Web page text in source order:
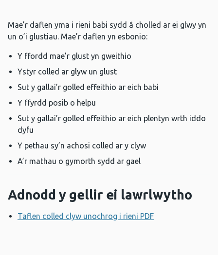
Mae’r daflen yma i rieni babi sydd â cholled ar ei glwy yn
un o’i glustiau. Mae’r daflen yn esbonio:
Y ffordd mae’r glust yn gweithio
Ystyr colled ar glyw un glust
Sut y gallai’r golled effeithio ar eich babi
Y ffyrdd posib o helpu
Sut y gallai’r golled effeithio ar eich plentyn wrth iddo
dyfu
Y pethau sy’n achosi colled ar y clyw
A’r mathau o gymorth sydd ar gael
Adnodd y gellir ei lawrlwytho
Taflen colled clyw unochrog i rieni PDF